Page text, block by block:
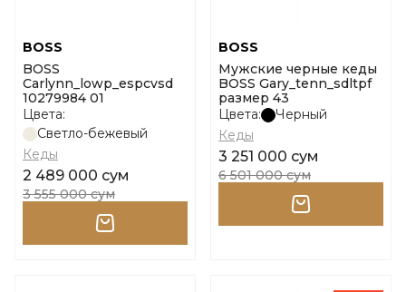
BOSS
BOSS
Carlynn_lowp_espcvsd
10279984 01
Цвета:
Светло-бежевый
Кеды
2 489 000 сум
3 555 000 сум
BOSS
Мужские черные кеды
BOSS Gary_tenn_sdltpf
размер 43
Цвета:
Черный
Кеды
3 251 000 сум
6 501 000 сум